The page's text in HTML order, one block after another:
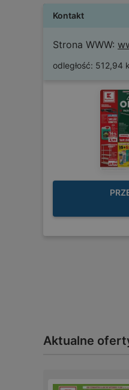
Kontakt
Strona WWW:
odległość: 512,94
Aktualne